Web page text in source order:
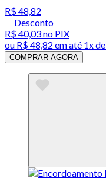
R$ 48,82
Desconto
R$ 40,03no PIX
ou R$ 48,82 em até 1x de
COMPRAR AGORA